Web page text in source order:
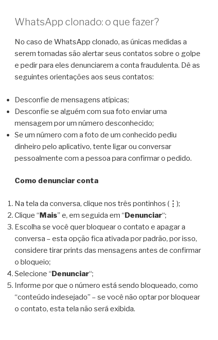
WhatsApp clonado: o que fazer?
No caso de WhatsApp clonado, as únicas medidas a
serem tomadas são alertar seus contatos sobre o golpe
e pedir para eles denunciarem a conta fraudulenta. Dê as
seguintes orientações aos seus contatos:
Desconfie de mensagens atípicas;
Desconfie se alguém com sua foto enviar uma
mensagem por um número desconhecido;
Se um número com a foto de um conhecido pediu
dinheiro pelo aplicativo, tente ligar ou conversar
pessoalmente com a pessoa para confirmar o pedido.
Como denunciar conta
Na tela da conversa, clique nos três pontinhos ( ⋮ );
Clique “Mais” e, em seguida em “Denunciar“;
Escolha se você quer bloquear o contato e apagar a
conversa – esta opção fica ativada por padrão, por isso,
considere tirar prints das mensagens antes de confirmar
o bloqueio;
Selecione “Denunciar“;
Informe por que o número está sendo bloqueado, como
“conteúdo indesejado” – se você não optar por bloquear
o contato, esta tela não será exibida.